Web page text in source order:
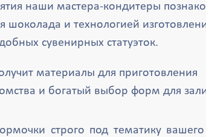
наши мастера-кондитеры
шоколада и технологией
сувенирных статуэток.
материалы для приготовления
и богатый выбор форм для
строго под тематику